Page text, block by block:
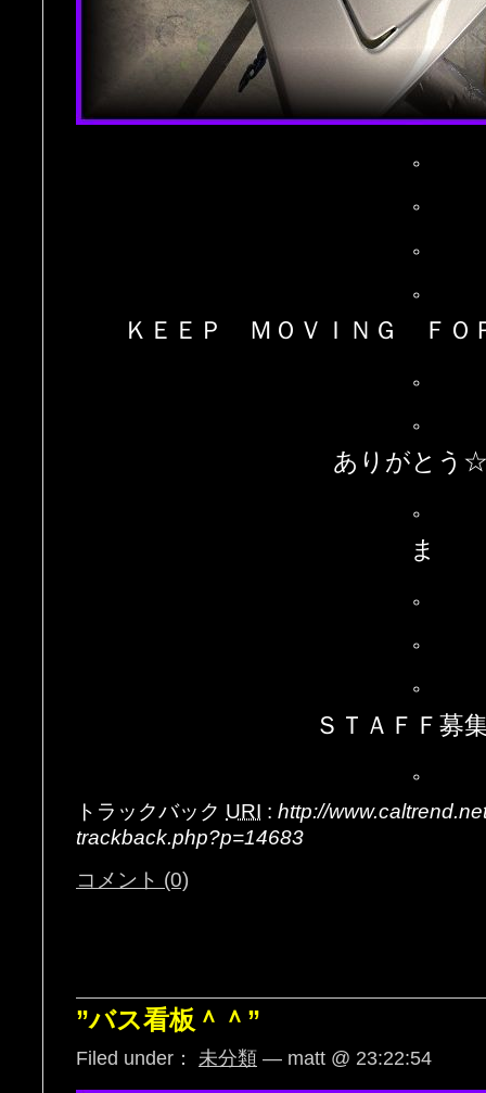
。
。
。
。
ＫＥＥＰ ＭＯＶＩＮＧ ＦＯ
。
。
ありがとう
。
ま
。
。
。
ＳＴＡＦＦ募
。
トラックバック URI : http://
trackback.php?p=14683
コメント (0)
”バス看板＾＾”
Filed under： 未分類 — matt @ 23:22:54